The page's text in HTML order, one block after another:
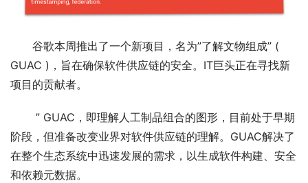
谷歌本周推出了一个新项目，名为”了解文物组成” (
GUAC )，旨在确保软件供应链的安全。IT巨头正在寻找新
项目的贡献者。
” GUAC，即理解人工制品组合的图形，目前处于早期
阶段，但准备改变业界对软件供应链的理解。GUAC解决了
在整个生态系统中迅速发展的需求，以生成软件构建、安全
和依赖元数据。